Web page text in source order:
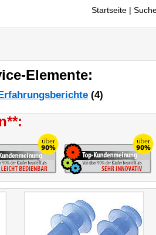
Startseite |
Elemente:
(4)